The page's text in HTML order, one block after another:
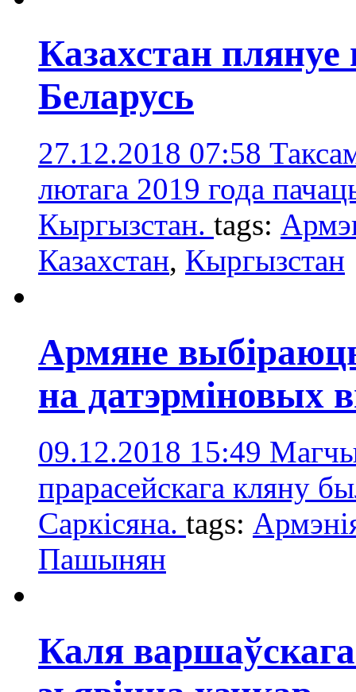
Казахстан плянуе
Беларусь
27.12.2018 07:58
лютага 2019 года
Кыргызстан. tags:
Казахстан, Кыргызстан
Армяне
на датэрміновых
09.12.2018 15:49
прарасейскага кляну
Саркісяна. tags:
Пашынян
Каля